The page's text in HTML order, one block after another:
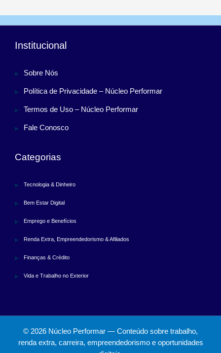
Institucional
Sobre Nós
Política de Privacidade – Núcleo Performar
Termos de Uso – Núcleo Performar
Fale Conosco
Categorias
Tecnologia & Dinheiro
Bem Estar Digital
Emprego e Benefícios
Renda Extra, Empreendedorismo & Afiliados
Finanças & Crédito
Vida e Trabalho no Exterior
© 2026 Núcleo Performar — Conteúdo sobre trabalho,
renda extra, carreira, empreendedorismo e oportunidades